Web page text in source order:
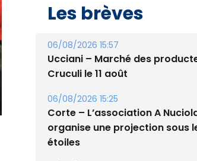
Les brèves
06/08/2026 15:57
Ucciani – Marché des
Cruculi le 11 août
06/08/2026 15:25
Corte – L’association A
organise une projection sous
étoiles